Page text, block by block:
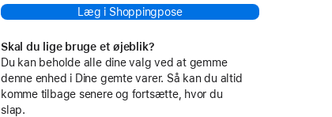
Læg i Shoppingpose
Skal du lige bruge et øjeblik?
Du kan beholde alle dine valg ved at gemme
denne enhed i Dine gemte varer. Så kan du altid
komme tilbage senere og fortsætte, hvor du
slap.